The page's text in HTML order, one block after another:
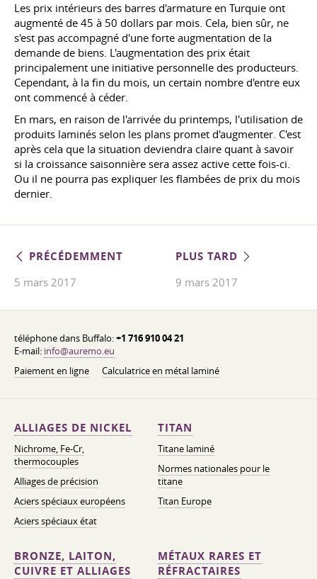
Les prix intérieurs des barres d'armature en Turquie ont
augmenté de 45 à 50 dollars par mois. Cela, bien sûr, ne
s'est pas accompagné d'une forte augmentation de la
demande de biens. L'augmentation des prix était
principalement une initiative personnelle des producteurs.
Cependant, à la fin du mois, un certain nombre d'entre eux
ont commencé à céder.
En mars, en raison de l'arrivée du printemps, l'utilisation de
produits laminés selon les plans promet d'augmenter. C'est
après cela que la situation deviendra claire quant à savoir
si la croissance saisonnière sera assez active cette fois-ci.
Ou il ne pourra pas expliquer les flambées de prix du mois
dernier.
PRÉCÉDEMMENT
5 mars 2017
PLUS TARD
9 mars 2017
téléphone dans Buffalo:+1 716 910 04 21
E-mail: info@auremo.eu
Paiement en ligne
Calculatrice en métal laminé
ALLIAGES DE NICKEL
Nichrome, Fe-Cr,
thermocouples
Alliages de précision
Aciers spéciaux européens
Aciers spéciaux état
TITAN
Titane laminé
Normes nationales pour le
titane
Titan Europe
BRONZE, LAITON,
CUIVRE ET ALLIAGES
MÉTAUX RARES ET
RÉFRACTAIRES